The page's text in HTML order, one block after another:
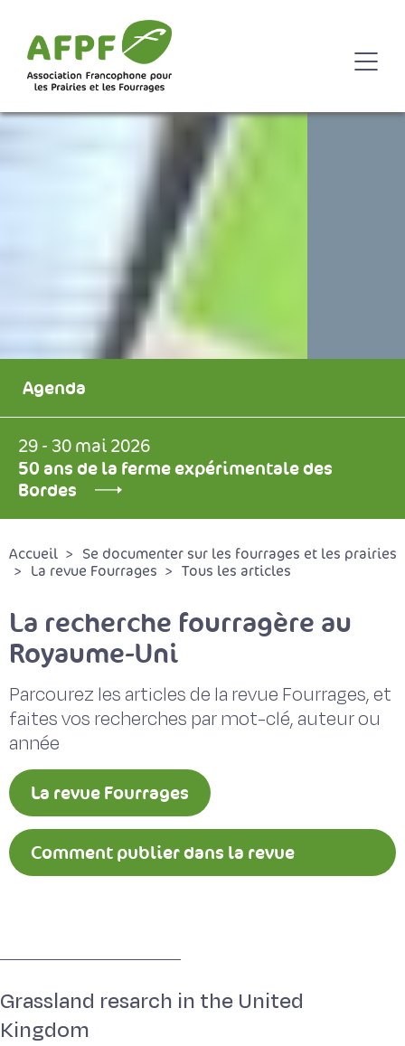
Agenda
29 - 30 mai 2026
50 ans de la ferme expérimentale des
Bordes
Accueil
Se documenter sur les fourrages et les prairies
La revue Fourrages
Tous les articles
La recherche fourragère au
Royaume-Uni
Parcourez les articles de la revue Fourrages, et
faites vos recherches par mot-clé, auteur ou
année
La revue Fourrages
Comment publier dans la revue
Grassland resarch in the United
Kingdom